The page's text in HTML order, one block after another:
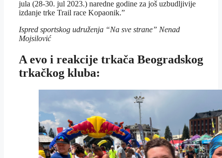
jula (28-30. jul 2023.) naredne godine za još uzbudljivije
izdanje trke Trail race Kopaonik.”
Ispred sportskog udruženja “Na sve strane” Nenad
Mojsilović
A evo i reakcije trkača Beogradskog
trkačkog kluba: